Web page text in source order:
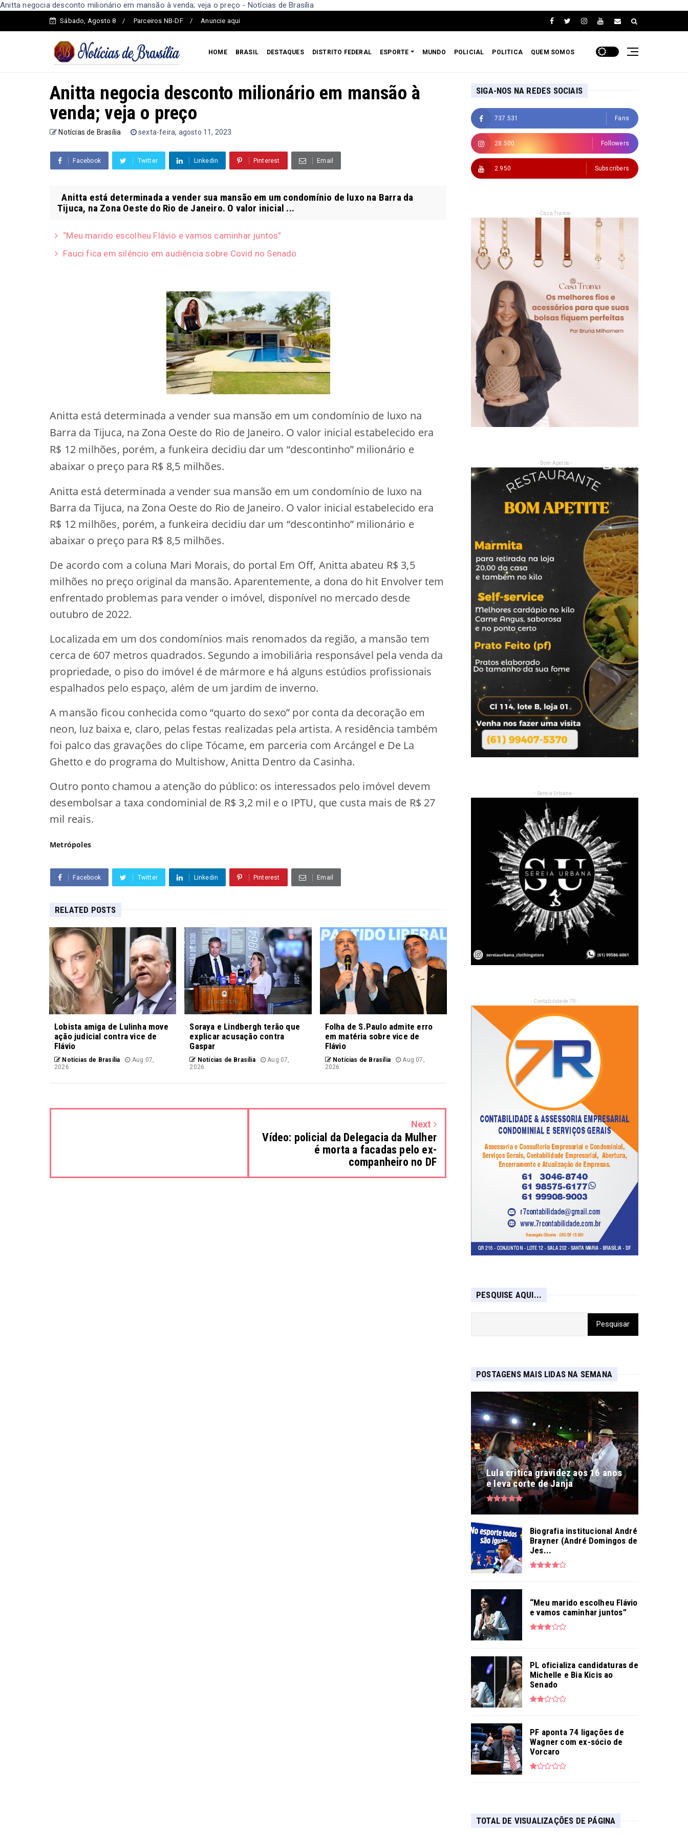
Anitta negocia desconto milionário em mansão à venda; veja o preço - Notícias de Brasília
Sábado, Agosto 8 Parceiros NB-DF Anuncie aqui
HOME BRASIL DESTAQUES DISTRITO FEDERAL ESPORTE MUNDO POLICIAL POLITICA QUEM SOMOS
Anitta negocia desconto milionário em mansão à
venda; veja o preço
Notícias de Brasília sexta-feira, agosto 11, 2023
Facebook Twitter Linkedin Pinterest Email
Anitta está determinada a vender sua mansão em um condomínio de luxo na Barra da
Tijuca, na Zona Oeste do Rio de Janeiro. O valor inicial ...
“Meu marido escolheu Flávio e vamos caminhar juntos”
Fauci fica em silêncio em audiência sobre Covid no Senado
Anitta está determinada a vender sua mansão em um condomínio de luxo na
Barra da Tijuca, na Zona Oeste do Rio de Janeiro. O valor inicial estabelecido era
R$ 12 milhões, porém, a funkeira decidiu dar um “descontinho” milionário e
abaixar o preço para R$ 8,5 milhões.
Anitta está determinada a vender sua mansão em um condomínio de luxo na
Barra da Tijuca, na Zona Oeste do Rio de Janeiro. O valor inicial estabelecido era
R$ 12 milhões, porém, a funkeira decidiu dar um “descontinho” milionário e
abaixar o preço para R$ 8,5 milhões.
De acordo com a coluna Mari Morais, do portal Em Off, Anitta abateu R$ 3,5
milhões no preço original da mansão. Aparentemente, a dona do hit Envolver tem
enfrentado problemas para vender o imóvel, disponível no mercado desde
outubro de 2022.
Localizada em um dos condomínios mais renomados da região, a mansão tem
cerca de 607 metros quadrados. Segundo a imobiliária responsável pela venda da
propriedade, o piso do imóvel é de mármore e há alguns estúdios profissionais
espalhados pelo espaço, além de um jardim de inverno.
A mansão ficou conhecida como “quarto do sexo” por conta da decoração em
neon, luz baixa e, claro, pelas festas realizadas pela artista. A residência também
foi palco das gravações do clipe Tócame, em parceria com Arcángel e De La
Ghetto e do programa do Multishow, Anitta Dentro da Casinha.
Outro ponto chamou a atenção do público: os interessados pelo imóvel devem
desembolsar a taxa condominial de R$ 3,2 mil e o IPTU, que custa mais de R$ 27
mil reais.
Metrópoles
Facebook Twitter Linkedin Pinterest Email
RELATED POSTS
Lobista amiga de Lulinha move
ação judicial contra vice de
Flávio
Notícias de Brasília
Aug 07,
2026
Soraya e Lindbergh terão que
explicar acusação contra
Gaspar
Notícias de Brasília
Aug 07,
2026
Folha de S.Paulo admite erro
em matéria sobre vice de
Flávio
Notícias de Brasília
Aug 07,
2026
Next
Vídeo: policial da Delegacia da Mulher
é morta a facadas pelo ex-
companheiro no DF
SIGA-NOS NA REDES SOCIAIS
737.531 Fans
28.500 Followers
2.950 Subscribers
- Casa Trama -
- Bom Apetite -
- Sereia Urbana -
- Contabilidade 7R -
PESQUISE AQUI...
POSTAGENS MAIS LIDAS NA SEMANA
Lula critica gravidez aos 16 anos
e leva corte de Janja
Biografia institucional André
Brayner (André Domingos de
Jes...
“Meu marido escolheu Flávio
e vamos caminhar juntos”
PL oficializa candidaturas de
Michelle e Bia Kicis ao
Senado
PF aponta 74 ligações de
Wagner com ex-sócio de
Vorcaro
TOTAL DE VISUALIZAÇÕES DE PÁGINA